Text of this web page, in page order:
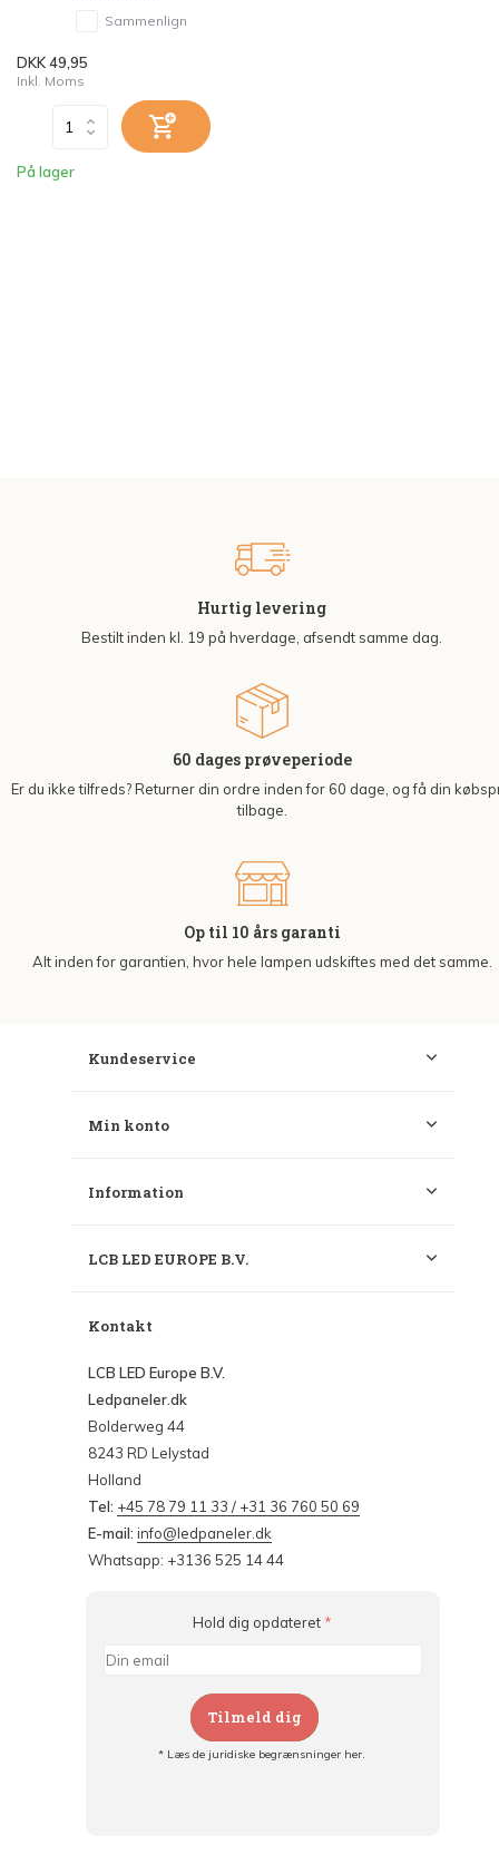
Sammenlign
DKK 49,95
Inkl. Moms
På lager
Hurtig levering
Bestilt inden kl. 19 på hverdage, afsendt samme dag.
60 dages prøveperiode
Er du ikke tilfreds? Returner din ordre inden for 60 dage, og få din
tilbage.
Op til 10 års garanti
Alt inden for garantien, hvor hele lampen udskiftes med det samme.
Kundeservice
Min konto
Information
LCB LED EUROPE B.V.
Kontakt
LCB LED Europe B.V.
Ledpaneler.dk
Bolderweg 44
8243 RD Lelystad
Holland
Tel: +45 78 79 11 33 / +31 36 760 50 69
E-mail: info@ledpaneler.dk
Whatsapp: +3136 525 14 44
Hold dig opdateret *
Tilmeld dig
* Læs de juridiske begrænsninger her.